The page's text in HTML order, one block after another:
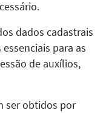
dados cadastrais
para as
de auxílios,
ser obtidos por